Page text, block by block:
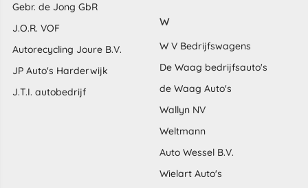
Gebr. de Jong GbR
J.O.R. VOF
Autorecycling Joure B.V.
JP Auto's Harderwijk
J.T.I. autobedrijf
W
W V Bedrijfswagens
De Waag bedrijfsauto's
de Waag Auto's
Wallyn NV
Weltmann
Auto Wessel B.V.
Wielart Auto's